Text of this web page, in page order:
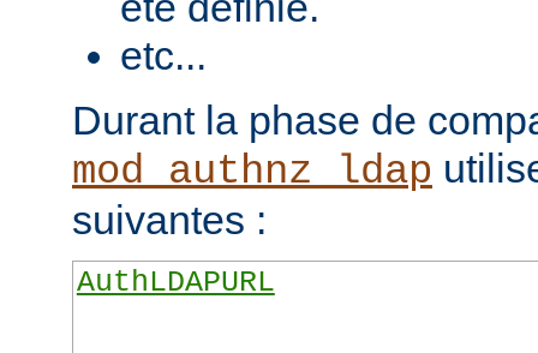
etc...
Durant la phase de
mod_authnz_ldap
suivantes :
AuthLDAPURL